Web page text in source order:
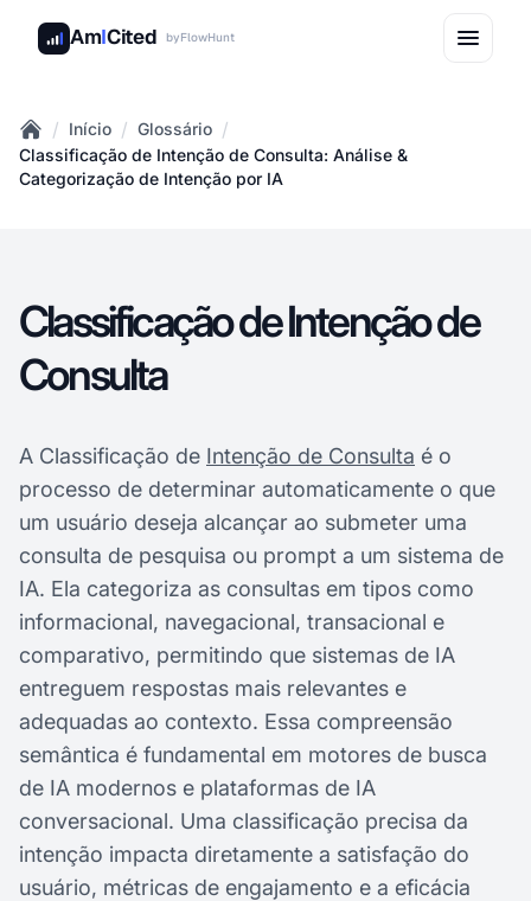
AmICited byFlowHunt
Home
/ Início / Glossário /
Classificação de Intenção de Consulta: Análise &
Categorização de Intenção por IA
Classificação de Intenção de
Consulta
A Classificação de Intenção de Consulta é o
processo de determinar automaticamente o que
um usuário deseja alcançar ao submeter uma
consulta de pesquisa ou prompt a um sistema de
IA. Ela categoriza as consultas em tipos como
informacional, navegacional, transacional e
comparativo, permitindo que sistemas de IA
entreguem respostas mais relevantes e
adequadas ao contexto. Essa compreensão
semântica é fundamental em motores de busca
de IA modernos e plataformas de IA
conversacional. Uma classificação precisa da
intenção impacta diretamente a satisfação do
usuário, métricas de engajamento e a eficácia